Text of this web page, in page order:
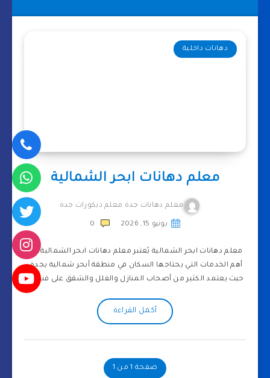
دهانات داخلية
معلم دهانات ابحر الشمالية
معلم دهانات جدة معلم ديكورات جدة
يونيو 15, 2026 0
معلم دهانات ابحر الشمالية يُعتبر معلم دهانات ابحر الشمالية من
أهم الخدمات التي يحتاجها السكان في منطقة أبحر شمالية بجدة،
حيث يعتمد الكثير من أصحاب المنازل والفلل والشقق على فنيين…
أكمل القراءة
صفحة 1 من 1